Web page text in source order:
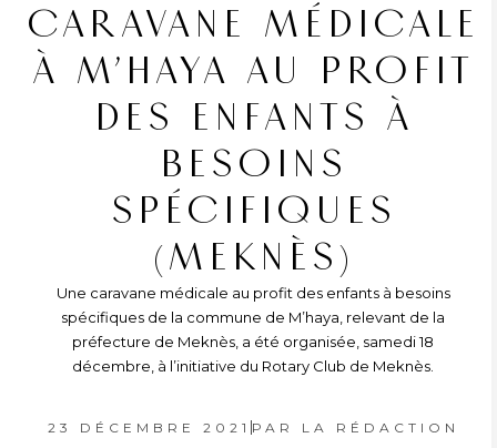
CARAVANE MÉDICALE
À M’HAYA AU PROFIT
DES ENFANTS À
BESOINS
SPÉCIFIQUES
(MEKNÈS)
Une caravane médicale au profit des enfants à besoins
spécifiques de la commune de M’haya, relevant de la
préfecture de Meknès, a été organisée, samedi 18
décembre, à l’initiative du Rotary Club de Meknès.
23 DÉCEMBRE 2021 PAR LA RÉDACTION